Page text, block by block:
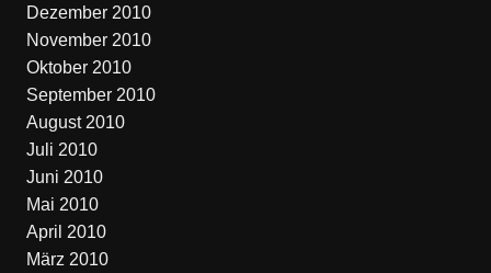
Dezember 2010
November 2010
Oktober 2010
September 2010
August 2010
Juli 2010
Juni 2010
Mai 2010
April 2010
März 2010